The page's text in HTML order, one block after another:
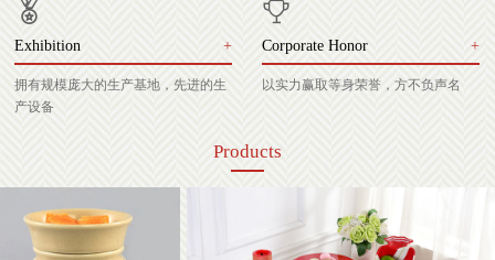
Exhibition +
拥有规模庞大的生产基地，先进的生
产设备
Corporate Honor +
以实力赢取等身荣誉，方不负声名
Products